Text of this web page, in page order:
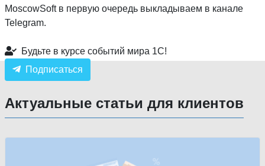
MoscowSoft в первую очередь выкладываем в канале
Telegram.
Будьте в курсе событий мира 1С!
Подписаться
Актуальные статьи для клиентов